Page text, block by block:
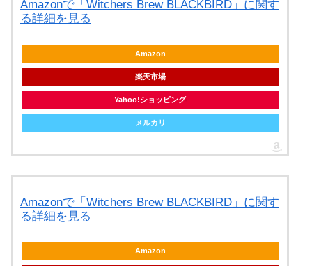
Amazonで「Witchers Brew BLACKBIRD」に関す
る詳細を見る
Amazon
楽天市場
Yahoo!ショッピング
メルカリ
Amazonで「Witchers Brew BLACKBIRD」に関す
る詳細を見る
Amazon